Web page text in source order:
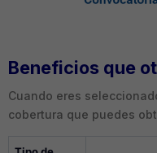
Beneficios que
Cuando eres
cobertura que puedes